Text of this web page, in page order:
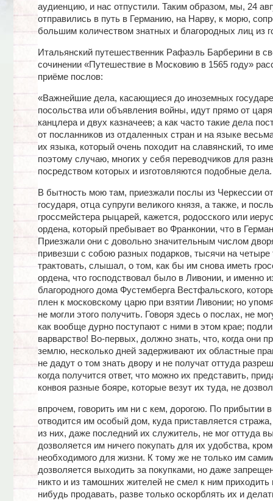
аудиенцию, и нас отпустили. Таким образом, мы, 24
отправились в путь в Германию, на Нарву, к морю,
большим количеством знатных и благородных лиц из
Итальянский путешественник Рафаэль Барберини в
сочинении «Путешествие в Московию в 1565 году»
приёме послов:
«Важнейшие дела, касающиеся до иноземных
посольства или объявления войны, идут прямо от
канцлера и двух казначеев; а как часто такие дела
от посланников из отдаленных стран и на языке
их языка, который очень походит на славянский, то
поэтому случаю, многих у себя переводчиков для
посредством которых и изготовляются подобные дела.
В бытность мою там, приезжали послы из Черкессии
государя, отца супруги великого князя, а также, и
гроссмейстера рыцарей, кажется, родосского или
ордена, который пребывает во Франконии, что в
Приезжали они с довольно значительным числом
привезши с собою разных подарков, тысячи на четыре
трактовать, слышал, о том, как бы им снова иметь
ордена, что господствовал было в Ливонии, и именно
благородного дома Фустемберга Вестфальского,
плен к московскому царю при взятии Ливонии; но
не могли этого получить. Говоря здесь о послах, не
как вообще дурно поступают с ними в этом крае;
варварство! Во-первых, должно знать, что, когда они
землю, несколько дней задерживают их областные
не дадут о том знать двору и не получат оттуда
когда получится ответ, что можно их представить,
конвоя разные бояре, которые везут их туда, не
впрочем, говорить им ни с кем, дорогою. По прибытии
отводится им особый дом, куда приставляется
из них, даже последний их служитель, не мог оттуда
дозволяется им ничего покупать для их удобства,
необходимого для жизни. К тому же не только им
дозволяется выходить за покупками, но даже
никто и из тамошних жителей не смел к ним приходить
нибудь продавать, разве только оскорблять их и